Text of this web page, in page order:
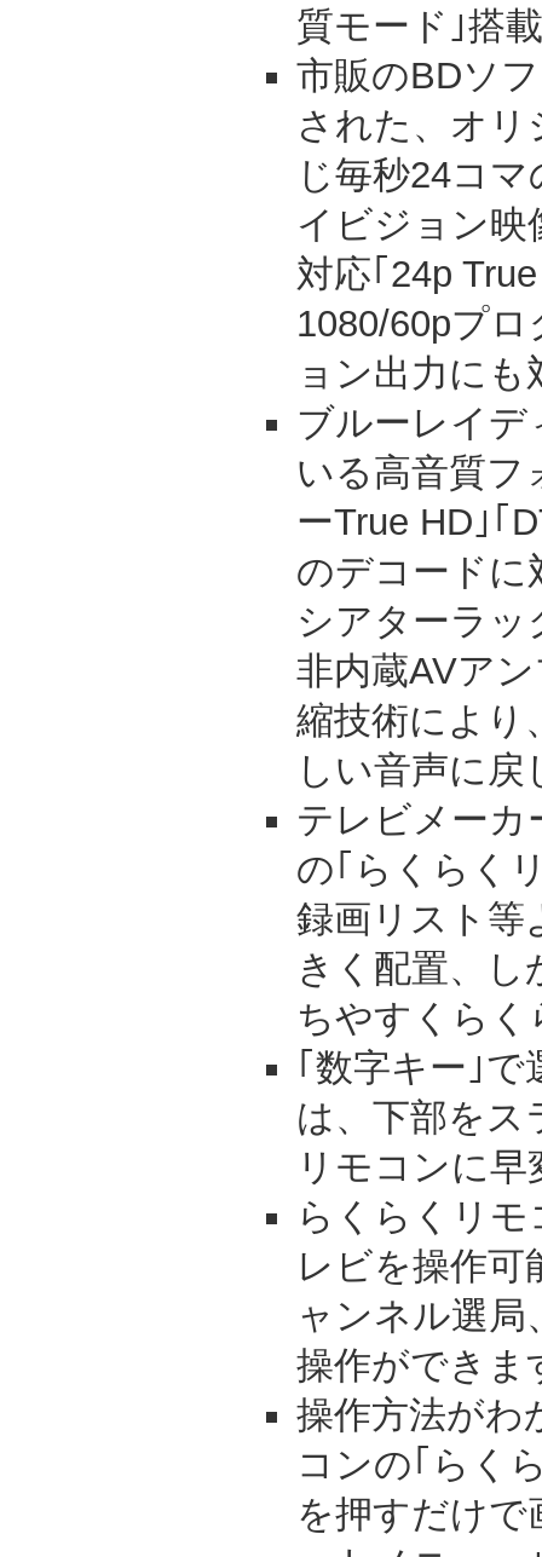
質モード｣搭載
市販のBDソ
された、オ
じ毎秒24コ
イビジョン映
対応｢24p
1080/60pプ
ョン出力にも
ブルーレイデ
いる高音質フ
ーTrue HD｣｢
のデコードに
シアターラッ
非内蔵AVア
縮技術により
しい音声に
テレビメーカ
の｢らくらく
録画リスト等
きく配置、
ちやすくら
｢数字キー｣
は、下部をス
リモコンに
らくらくリ
レビを操作可
ャンネル選局
操作ができま
操作方法がわ
コンの｢らく
を押すだけで